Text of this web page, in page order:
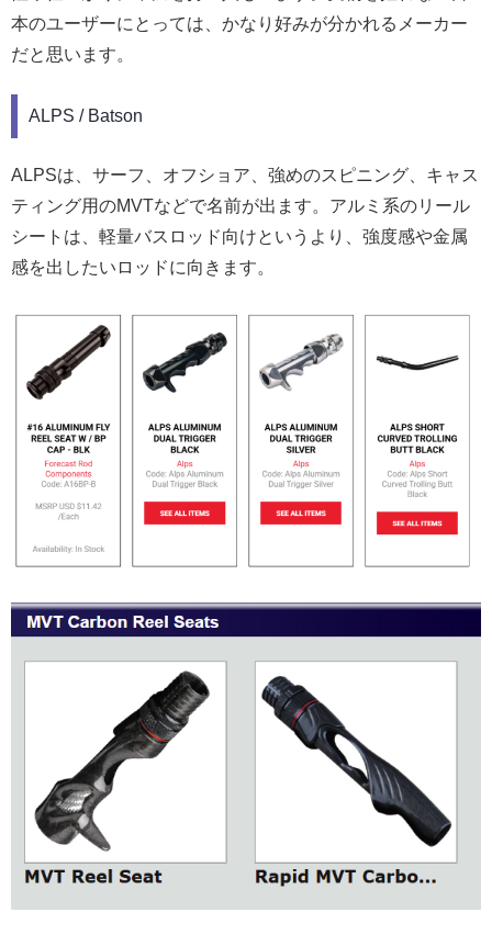
本のユーザーにとっては、かなり好みが分かれるメーカー
だと思います。
ALPS / Batson
ALPSは、サーフ、オフショア、強めのスピニング、キャス
ティング用のMVTなどで名前が出ます。アルミ系のリール
シートは、軽量バスロッド向けというより、強度感や金属
感を出したいロッドに向きます。